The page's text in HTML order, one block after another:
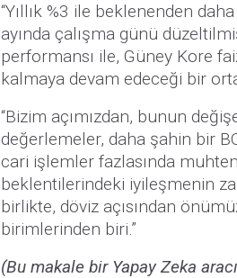
“Yıllık %3 ile beklenenden
ayında çalışma günü
performansı ile, Güney Kore
kalmaya devam edeceği bir
“Bizim açımızdan, bunun
değerlemeler, daha şahin bir
cari işlemler fazlasında
beklentilerindeki iyileşmenin
birlikte, döviz açısından
birimlerinden biri.”
(Bu makale bir Yapay Zeka